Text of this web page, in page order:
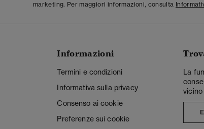
marketing. Per maggiori informazioni, consulta
Informazioni
Termini e condizioni
Informativa sulla privacy
Consenso ai cookie
Preferenze sui cookie
La
vicino